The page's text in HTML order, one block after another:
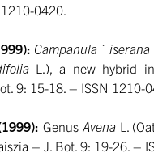
0420.
Campanula ´ iserana
L.), a new hybrid in
9: 15-18. – ISSN 1210-
Genus AvenaL.
– J. Bot. 9: 19-26. –